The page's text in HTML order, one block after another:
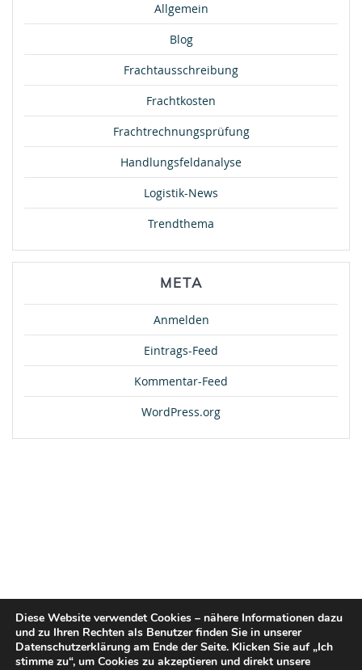
Allgemein
Blog
Frachtausschreibung
Frachtkosten
Frachtrechnungsprüfung
Handlungsfeldanalyse
Logistik-News
Trendthema
META
Anmelden
Eintrags-Feed
Kommentar-Feed
WordPress.org
Diese Website verwendet Cookies – nähere Informationen dazu
und zu Ihren Rechten als Benutzer finden Sie in unserer
Datenschutzerklärung am Ende der Seite. Klicken Sie auf „Ich
stimme zu“, um Cookies zu akzeptieren und direkt unsere